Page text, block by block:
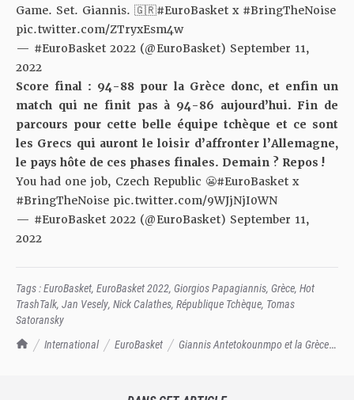
TrashTalk Actu NBA
International EuroBasket
Giannis Antetokounmpo et la Grèce
Game. Set. Giannis. 🇬🇷#EuroBasket x #BringTheNoise
pic.twitter.com/ZTryxEsm4w
— #EuroBasket 2022 (@EuroBasket) September 11,
2022
Score final : 94-88 pour la Grèce donc, et enfin un
match qui ne finit pas à 94-86 aujourd’hui. Fin de
parcours pour cette belle équipe tchèque et ce sont
les Grecs qui auront le loisir d’affronter l’Allemagne,
le pays hôte de ces phases finales. Demain ? Repos !
You had one job, Czech Republic 😬#EuroBasket x
#BringTheNoise pic.twitter.com/9WJjNjI0WN
— #EuroBasket 2022 (@EuroBasket) September 11,
2022
Tags :EuroBasket, EuroBasket 2022, Giorgios Papagiannis, Grèce, Hot
TrashTalk, Jan Vesely, Nick Calathes, République Tchèque, Tomas
Satoransky